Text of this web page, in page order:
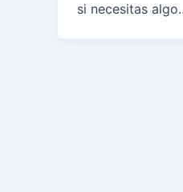
si necesitas